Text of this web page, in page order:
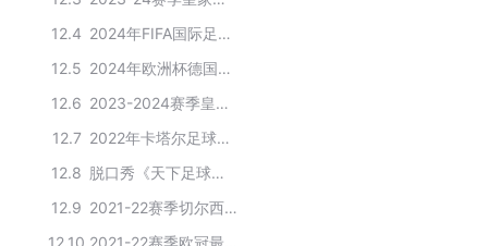
12.4
2024年FIFA国际足联年度最佳奖项得主
12.5
2024年欧洲杯德国队大名单
12.6
2023-2024赛季皇家马德里一线队名单
12.7
2022年卡塔尔足球世界杯德国国家队球员名单
12.8
脱口秀《天下足球》的演职人员
12.9
2021-22赛季切尔西现役球员
12.10
2021-22赛季欧冠最佳阵容